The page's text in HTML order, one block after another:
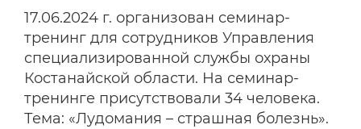
17.06.2024 г. организован семинар-
тренинг для сотрудников Управления
специализированной службы охраны
Костанайской области. На семинар-
тренинге присутствовали 34 человека.
Тема: «Лудомания – страшная болезнь».